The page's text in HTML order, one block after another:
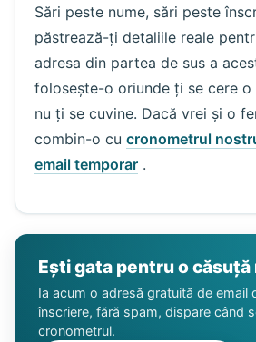
Sări peste nume, sări peste
păstrează-ți detaliile reale
adresa din partea de sus a
folosește-o oriunde ți se cere
nu ți se cuvine. Dacă vrei și o
combin-o cu cronometrul
email temporar.
Ești gata pentru o căsuță
Ia acum o adresă gratuită de email
înscriere, fără spam, dispare când
cronometrul.